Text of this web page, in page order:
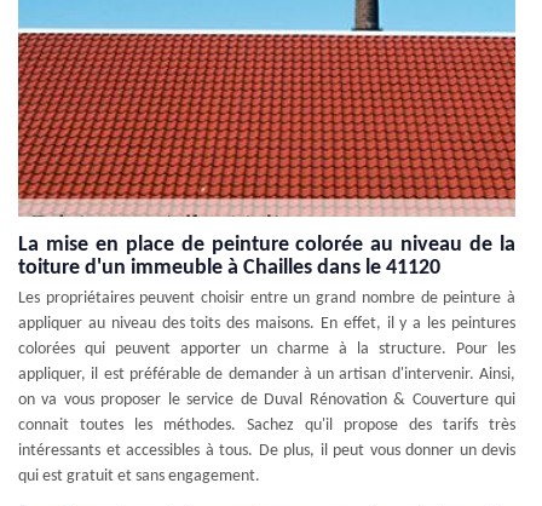
La mise en place de peinture colorée au niveau de la
toiture d'un immeuble à Chailles dans le 41120
Les propriétaires peuvent choisir entre un grand nombre de peinture à
appliquer au niveau des toits des maisons. En effet, il y a les peintures
colorées qui peuvent apporter un charme à la structure. Pour les
appliquer, il est préférable de demander à un artisan d'intervenir. Ainsi,
on va vous proposer le service de Duval Rénovation & Couverture qui
connait toutes les méthodes. Sachez qu'il propose des tarifs très
intéressants et accessibles à tous. De plus, il peut vous donner un devis
qui est gratuit et sans engagement.